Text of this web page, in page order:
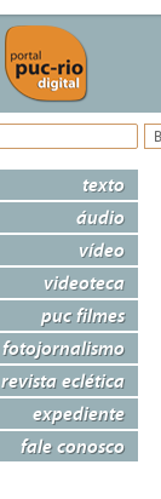
texto
áudio
vídeo
videoteca
puc filmes
fotojornalismo
revista eclética
expediente
fale conosco